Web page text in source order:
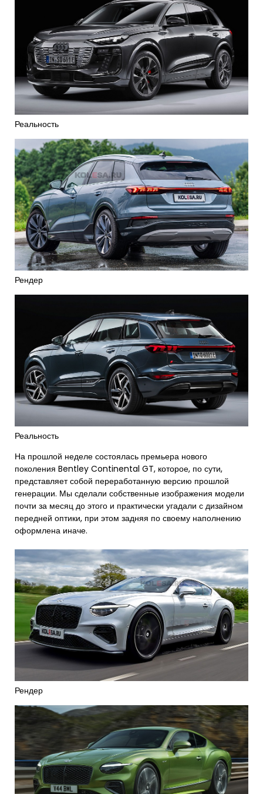
Реальность
Рендер
Реальность
На прошлой неделе состоялась премьера нового
поколения Bentley Continental GT, которое, по сути,
представляет собой переработанную версию прошлой
генерации. Мы сделали собственные изображения модели
почти за месяц до этого и практически угадали с дизайном
передней оптики, при этом задняя по своему наполнению
оформлена иначе.
Рендер